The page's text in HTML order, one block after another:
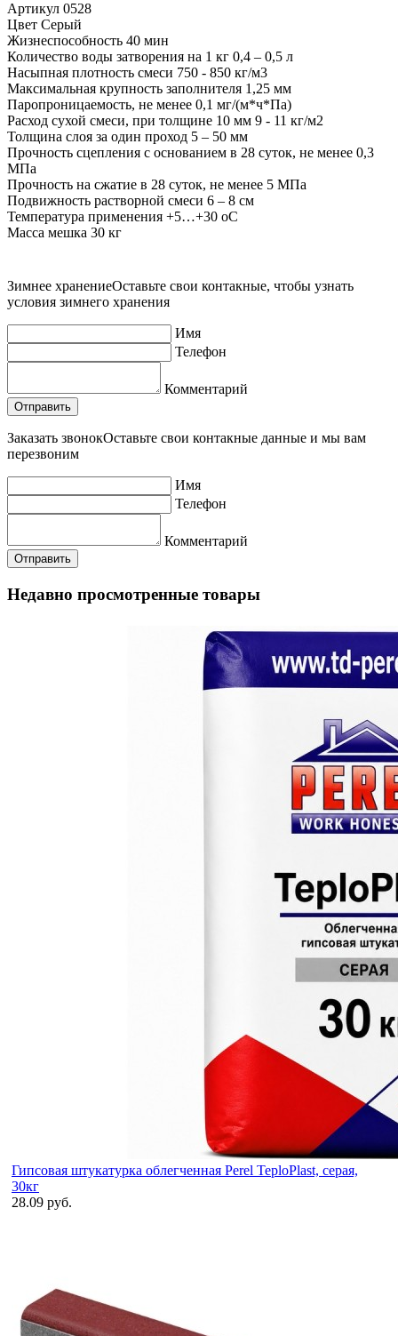
Артикул 0528
Цвет Серый
Жизнеспособность 40 мин
Количество воды затворения на 1 кг 0,4 – 0,5 л
Насыпная плотность смеси 750 - 850 кг/м3
Максимальная крупность заполнителя 1,25 мм
Паропроницаемость, не менее 0,1 мг/(м*ч*Па)
Расход сухой смеси, при толщине 10 мм 9 - 11 кг/м2
Толщина слоя за один проход 5 – 50 мм
Прочность сцепления с основанием в 28 суток, не менее 0,3
МПа
Прочность на сжатие в 28 суток, не менее 5 МПа
Подвижность растворной смеси 6 – 8 см
Температура применения +5…+30 оС
Масса мешка 30 кг
Зимнее хранениеОставьте свои контакные, чтобы узнать
условия зимнего хранения
Имя
Телефон
Комментарий
Заказать звонокОставьте свои контакные данные и мы вам
перезвоним
Имя
Телефон
Комментарий
Недавно просмотренные товары
Гипсовая штукатурка облегченная Perel TeploPlast, серая,
30кг
28.09 руб.